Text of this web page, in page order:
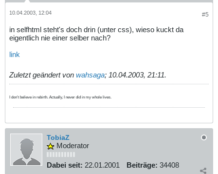
#5
10.04.2003, 12:04
in selfhtml steht's doch drin (unter css), wieso kuckt da
eigentlich nie einer selber nach?
link
Zuletzt geändert von wahsaga; 10.04.2003, 21:11.
I don't believe in rebirth. Actually, I never did in my whole lives.
TobiaZ
Moderator
Dabei seit: 22.01.2001 Beiträge: 34408